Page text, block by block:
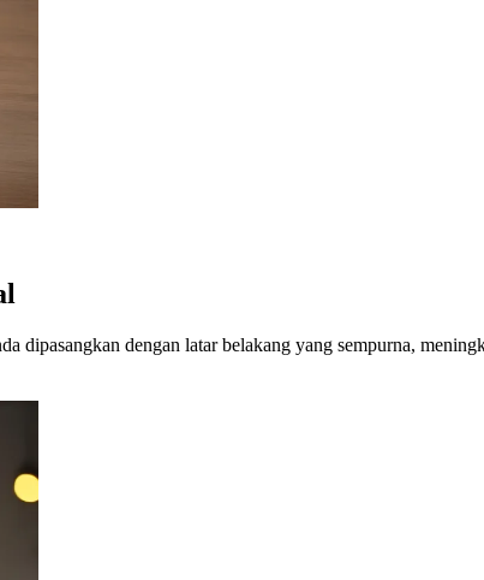
dipasangkan dengan latar belakang yang sempurna,